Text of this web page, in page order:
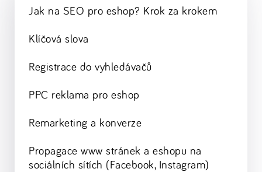
Jak na SEO pro eshop? Krok za krokem
Klíčová slova
Registrace do vyhledávačů
PPC reklama pro eshop
Remarketing a konverze
Propagace www stránek a eshopu na
sociálních sítích (Facebook, Instagram)